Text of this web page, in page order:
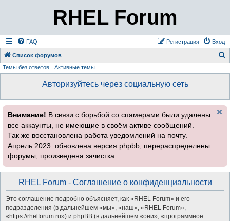
RHEL Forum
FAQ Вход
Регистрация
Список форумов
Темы без ответов Активные темы
Авторизуйтесь через социальную сеть
Внимание! В связи с борьбой со спамерами были удалены
все аккаунты, не имеющие в своём активе сообщений.
Так же восстановлена работа уведомлений на почту.
Апрель 2023: обновлена версия phpbb, перераспределены
форумы, произведена зачистка.
RHEL Forum - Соглашение о конфиденциальности
Это соглашение подробно объясняет, как «RHEL Forum» и его
подразделения (в дальнейшем «мы», «наш», «RHEL Forum»,
«https://rhelforum.ru») и phpBB (в дальнейшем «они», «программное